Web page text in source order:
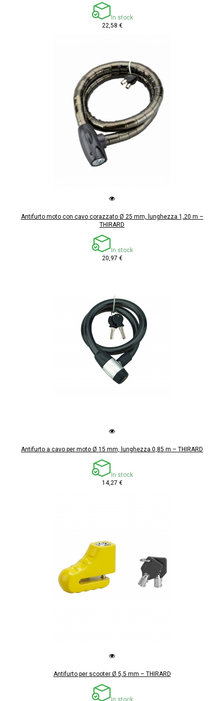
In stock
22,58 €
Antifurto moto con cavo corazzato Ø 25 mm, lunghezza 1,20 m –
THIRARD
In stock
20,97 €
Antifurto a cavo per moto Ø 15 mm, lunghezza 0,85 m – THIRARD
In stock
14,27 €
Antifurto per scooter Ø 5,5 mm – THIRARD